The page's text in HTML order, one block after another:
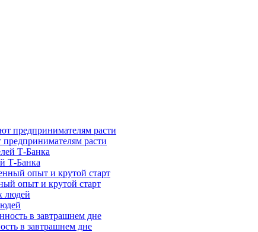
расти
Т-Банка
опыт и крутой старт
в завтрашнем дне